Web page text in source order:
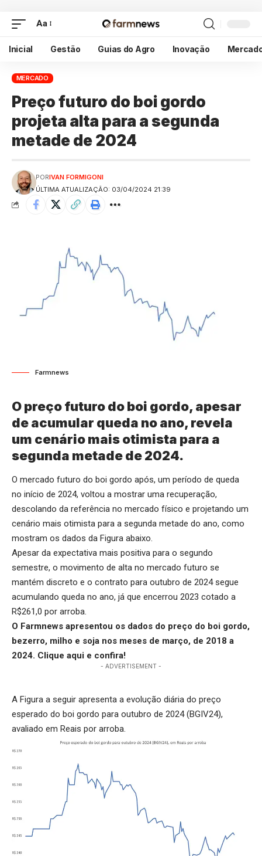
Aa
Inicial Gestão Guias do Agro Inovação
MERCADO
Preço futuro do boi gordo
projeta alta para a segunda
metade de 2024
ÚLTIMA ATUALIZAÇÃO: 03/04/2024 21:39
PORIVAN FORMIGONI
Farmnews
O preço futuro do boi gordo, apesar
de acumular queda no ano, revela
um cenário mais otimista para a
segunda metade de 2024.
O mercado futuro do boi gordo após, um período de queda
no início de 2024, voltou a mostrar uma recuperação,
descolando da referência no mercado físico e projetando um
cenário mais otimista para a segunda metade do ano, como
mostram os dados da Figura abaixo.
Apesar da expectativa mais positiva para o segundo
semestre, o movimento de alta no mercado futuro se
mantém discreto e o contrato para outubro de 2024 segue
acumulando queda no ano, já que encerrou 2023 cotado a
R$261,0 por arroba.
O Farmnews apresentou os dados do preço do boi gordo,
bezerro, milho e soja nos meses de março, de 2018 a
2024. Clique aqui e confira!
- ADVERTISEMENT -
A Figura a seguir apresenta a evolução diária do preço
esperado do boi gordo para outubro de 2024 (BGIV24),
avaliado em Reais por arroba.